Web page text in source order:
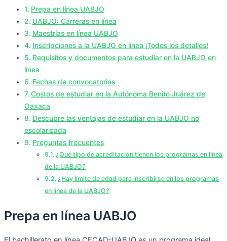
Prepa en línea UABJO
UABJO: Carreras en línea
Maestrías en línea UABJO
Inscripciones a la UABJO en línea ¡Todos los detalles!
Requisitos y documentos para estudiar en la UABJO en
línea
Fechas de convocatorias
Costos de estudiar en la Autónoma Benito Juárez de
Oaxaca
Descubre las ventajas de estudiar en la UABJO no
escolarizada
Preguntas frecuentes
¿Qué tipo de acreditación tienen los programas en línea
de la UABJO?
¿Hay límite de edad para inscribirse en los programas
en línea de la UABJO?
Prepa en línea UABJO